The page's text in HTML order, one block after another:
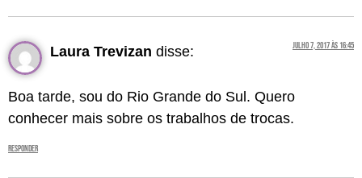
Laura Trevizan disse: julho 7, 2017 às 16:45
Boa tarde, sou do Rio Grande do Sul. Quero
conhecer mais sobre os trabalhos de trocas.
Responder